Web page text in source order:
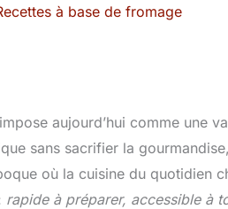
à base de fromage
aujourd’hui comme une
sans sacrifier la
où la cuisine du quotidien
rapide à préparer, accessible à